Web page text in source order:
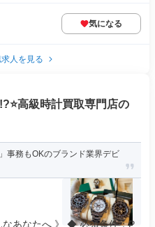
気になる
人を見る
高級時計買取専門店の
事務もOKのブランド業界デビ
なあなたへ 》 ◆ 必須条件：P